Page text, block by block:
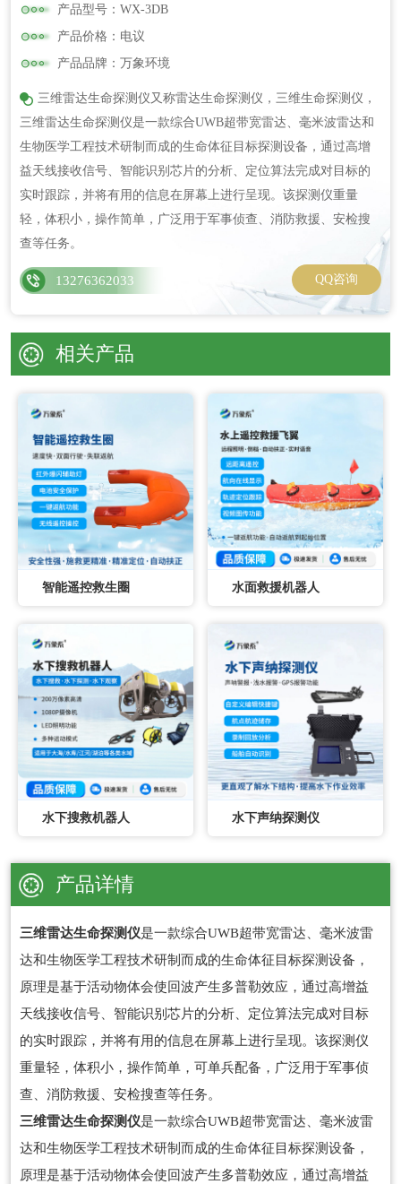
产品型号：WX-3DB
产品价格：电议
产品品牌：万象环境
三维雷达生命探测仪又称雷达生命探测仪，三维生命探测仪，
三维雷达生命探测仪是一款综合UWB超带宽雷达、毫米波雷达和
生物医学工程技术研制而成的生命体征目标探测设备，通过高增
益天线接收信号、智能识别芯片的分析、定位算法完成对目标的
实时跟踪，并将有用的信息在屏幕上进行呈现。该探测仪重量
轻，体积小，操作简单，广泛用于军事侦查、消防救援、安检搜
查等任务。
13276362033 QQ咨询
相关产品
智能遥控救生圈 水面救援机器人
水下搜救机器人 水下声纳探测仪
产品详情
三维雷达生命探测仪是一款综合UWB超带宽雷达、毫米波雷
达和生物医学工程技术研制而成的生命体征目标探测设备，
原理是基于活动物体会使回波产生多普勒效应，通过高增益
天线接收信号、智能识别芯片的分析、定位算法完成对目标
的实时跟踪，并将有用的信息在屏幕上进行呈现。该探测仪
重量轻，体积小，操作简单，可单兵配备，广泛用于军事侦
查、消防救援、安检搜查等任务。
三维雷达生命探测仪是一款综合UWB超带宽雷达、毫米波雷
达和生物医学工程技术研制而成的生命体征目标探测设备，
原理是基于活动物体会使回波产生多普勒效应，通过高增益